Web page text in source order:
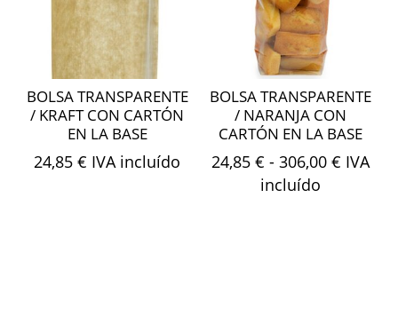
BOLSA TRANSPARENTE
/ KRAFT CON CARTÓN
EN LA BASE
24,85€ IVA incluído
BOLSA TRANSPARENTE
/ NARANJA CON
CARTÓN EN LA BASE
24,85€ - 306,00€ Rango
IVA
incluído